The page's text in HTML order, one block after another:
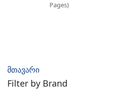
მთავარი
Filter by Brand
Pages)